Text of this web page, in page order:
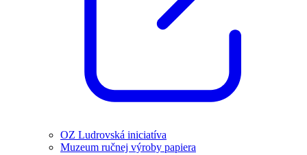
OZ Ludrovská iniciatíva
Muzeum ručnej výroby papiera